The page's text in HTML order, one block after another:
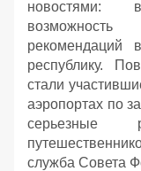
новостями:
рекомендаций
республику.
стали
аэропортах по
серьезные
служба Совета